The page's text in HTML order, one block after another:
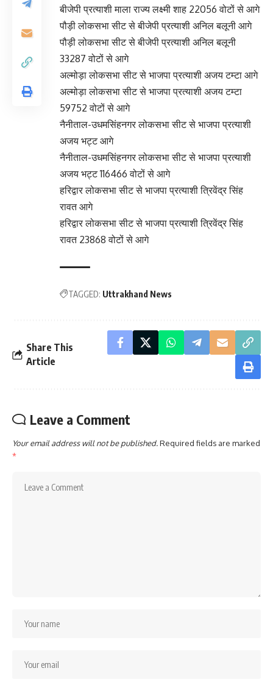
बीजेपी प्रत्याशी माला राज्य लक्ष्मी शाह 22056 वोटों से आगे
पौड़ी लोकसभा सीट से बीजेपी प्रत्याशी अनिल बलूनी आगे
पौड़ी लोकसभा सीट से बीजेपी प्रत्याशी अनिल बलूनी
33287 वोटों से आगे
अल्मोड़ा लोकसभा सीट से भाजपा प्रत्याशी अजय टम्टा आगे
अल्मोड़ा लोकसभा सीट से भाजपा प्रत्याशी अजय टम्टा
59752 वोटों से आगे
नैनीताल-उधमसिंहनगर लोकसभा सीट से भाजपा प्रत्याशी
अजय भट्ट आगे
नैनीताल-उधमसिंहनगर लोकसभा सीट से भाजपा प्रत्याशी
अजय भट्ट 116466 वोटों से आगे
हरिद्वार लोकसभा सीट से भाजपा प्रत्याशी त्रिवेंद्र सिंह
रावत आगे
हरिद्वार लोकसभा सीट से भाजपा प्रत्याशी त्रिवेंद्र सिंह
रावत 23868 वोटों से आगे
TAGGED: Uttrakhand News
Share This
Article
Leave a Comment
Your email address will not be published.Required fields are marked
*